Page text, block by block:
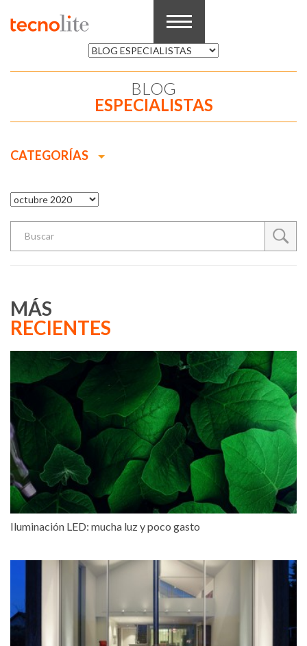
BLOG
ESPECIALISTAS
CATEGORÍAS
MÁS
RECIENTES
Iluminación LED: mucha luz y poco gasto